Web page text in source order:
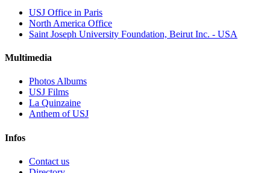
USJ Office in Paris
North America Office
Saint Joseph University Foundation, Beirut Inc. - USA
Multimedia
Photos Albums
USJ Films
La Quinzaine
Anthem of USJ
Infos
Contact us